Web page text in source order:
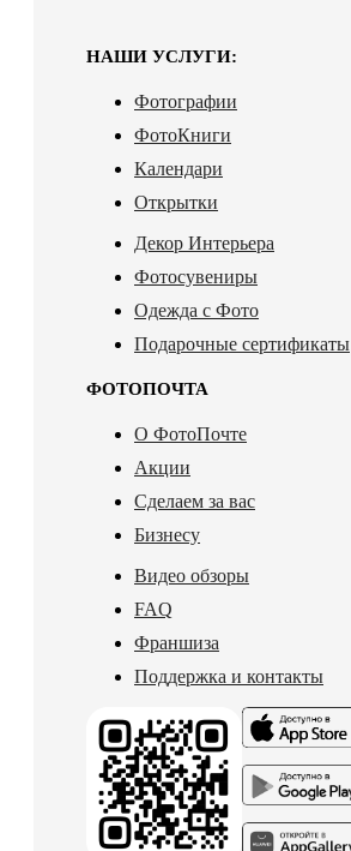
НАШИ УСЛУГИ:
Фотографии
ФотоКниги
Календари
Открытки
Декор Интерьера
Фотосувениры
Одежда с Фото
Подарочные сертификаты
ФОТОПОЧТА
О ФотоПочте
Акции
Сделаем за вас
Бизнесу
Видео обзоры
FAQ
Франшиза
Поддержка и контакты